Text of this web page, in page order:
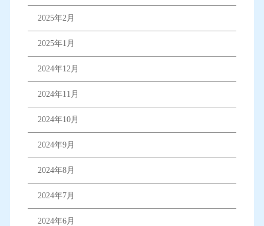
2025年2月
2025年1月
2024年12月
2024年11月
2024年10月
2024年9月
2024年8月
2024年7月
2024年6月